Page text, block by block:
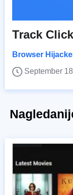
Track
Browser
September